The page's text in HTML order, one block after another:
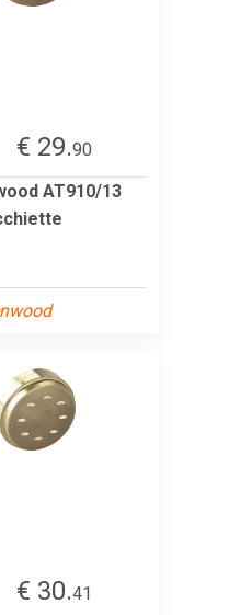
€ 29.90
AT910/13
€ 30.41